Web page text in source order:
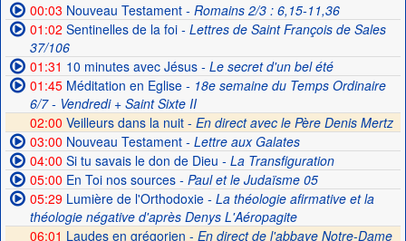
00:03 Nouveau Testament- Romains 2/3 : 6,15-11,36
01:02 Sentinelles de la foi- Lettres de Saint François de Sales
37/106
01:31 10 minutes avec Jésus- Le secret d'un bel été
01:45Méditation en Eglise- 18e semaine du Temps Ordinaire
6/7 - Vendredi + Saint Sixte II
02:00 Veilleurs dans la nuit - En direct avec le Père Denis Mertz
03:00 Nouveau Testament- Lettre aux Galates
04:00 Si tu savais le don de Dieu - La Transfiguration
05:00 En Toi nos sources- Paul et le Judaïsme 05
05:29Lumière de l'Orthodoxie- La théologie afirmative et la
théologie négative d'après Denys L'Aéropagite
06:01 Laudes en grégorien - En direct de l'abbaye Notre-Dame